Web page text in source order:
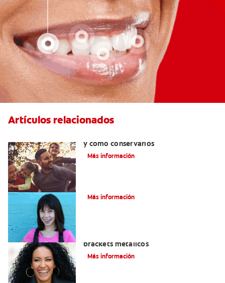
Artículos relacionados
y cómo conservarlos
Más información
Más información
brackets metálicos
Más información